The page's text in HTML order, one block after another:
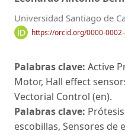
Universidad Santiago de
https://orcid.org/0000-
Palabras clave: Active
Motor, Hall effect
Vectorial Control (en).
Palabras clave:
escobillas, Sensores de